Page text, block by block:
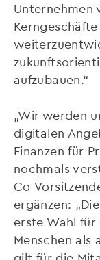
Unternehmen
aufzubauen.“
„Wir werden
digitalen
Finanzen für
nochmals
Co-
ergänzen:
erste Wahl
Menschen als
gilt für die